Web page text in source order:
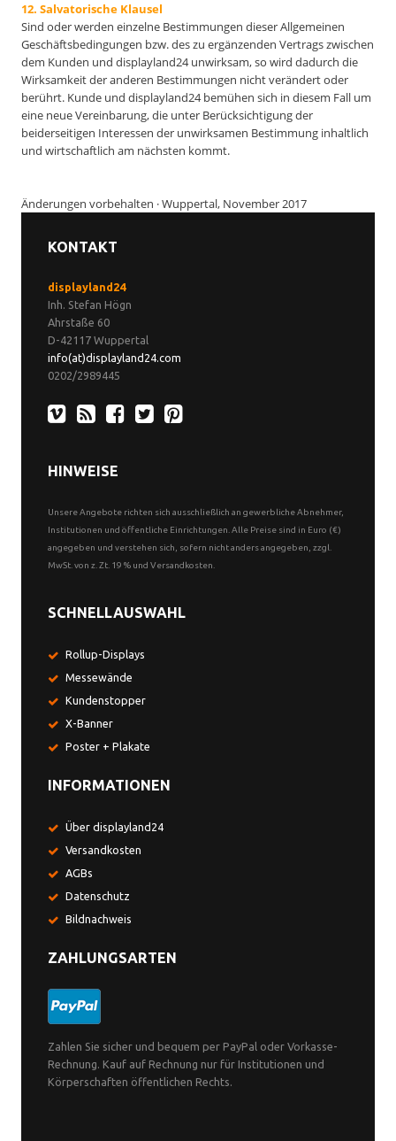
12. Salvatorische Klausel
Sind oder werden einzelne Bestimmungen dieser Allgemeinen
Geschäftsbedingungen bzw. des zu ergänzenden Vertrags zwischen
dem Kunden und displayland24 unwirksam, so wird dadurch die
Wirksamkeit der anderen Bestimmungen nicht verändert oder
berührt. Kunde und displayland24 bemühen sich in diesem Fall um
eine neue Vereinbarung, die unter Berücksichtigung der
beiderseitigen Interessen der unwirksamen Bestimmung inhaltlich
und wirtschaftlich am nächsten kommt.
Änderungen vorbehalten · Wuppertal, November 2017
KONTAKT
displayland24
Inh. Stefan Högn
Ahrstaße 60
D-42117 Wuppertal
info(at)displayland24.com
0202/2989445
HINWEISE
Unsere Angebote richten sich ausschließlich an gewerbliche Abnehmer,
Institutionen und öffentliche Einrichtungen. Alle Preise sind in Euro (€)
angegeben und verstehen sich, sofern nicht anders angegeben, zzgl.
MwSt. von z. Zt. 19 % und Versandkosten.
SCHNELLAUSWAHL
Rollup-Displays
Messewände
Kundenstopper
X-Banner
Poster + Plakate
INFORMATIONEN
Über displayland24
Versandkosten
AGBs
Datenschutz
Bildnachweis
ZAHLUNGSARTEN
Zahlen Sie sicher und bequem per PayPal oder Vorkasse-
Rechnung. Kauf auf Rechnung nur für Institutionen und
Körperschaften öffentlichen Rechts.